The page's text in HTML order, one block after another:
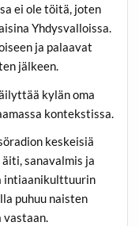
ei ole töitä, joten
Yhdysvalloissa.
ja palaavat
jälkeen.
kylän oma
kontekstissa.
keskeisiä
sanavalmis ja
intiaanikulttuurin
puhuu naisten
vastaan.